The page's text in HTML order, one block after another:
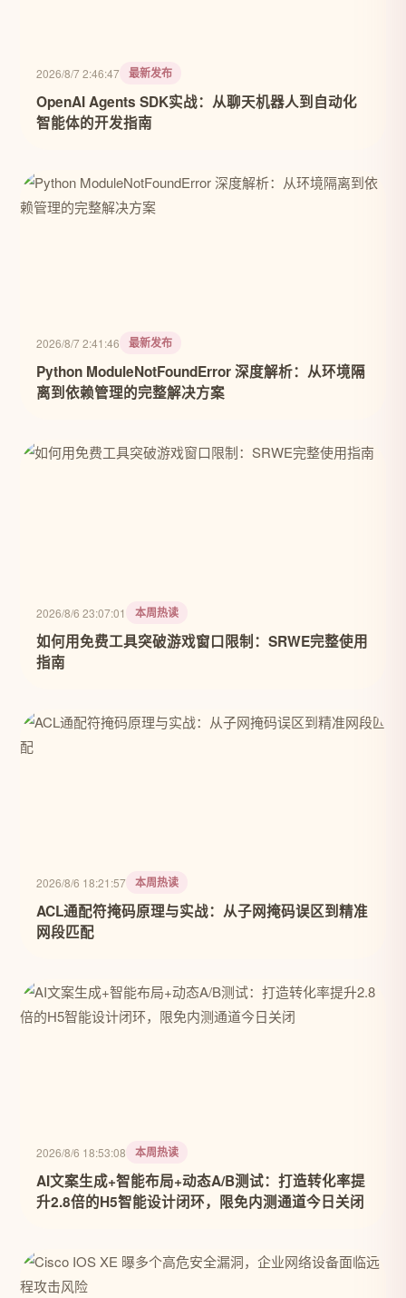
2026/8/7 2:46:47 最新发布
OpenAI Agents SDK实战：从聊天机器人到自动化
智能体的开发指南
2026/8/7 2:41:46 最新发布
Python ModuleNotFoundError 深度解析：从环境隔
离到依赖管理的完整解决方案
2026/8/6 23:07:01 本周热读
如何用免费工具突破游戏窗口限制：SRWE完整使用
指南
2026/8/6 18:21:57 本周热读
ACL通配符掩码原理与实战：从子网掩码误区到精准
网段匹配
2026/8/6 18:53:08 本周热读
AI文案生成+智能布局+动态A/B测试：打造转化率提
升2.8倍的H5智能设计闭环，限免内测通道今日关闭